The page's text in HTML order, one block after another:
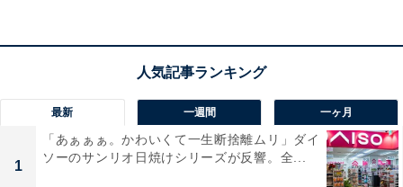
由ですぐ
料金
※入浴料・浴衣・バスタオル・手ぬぐい・館内利用料金
のセット料金の場合
最新 一週間 一ヶ月
1
「あぁぁぁ。かわいくて一生断捨離ムリ」ダイ
ソーのサンリオ日焼けシリーズが反響。全...